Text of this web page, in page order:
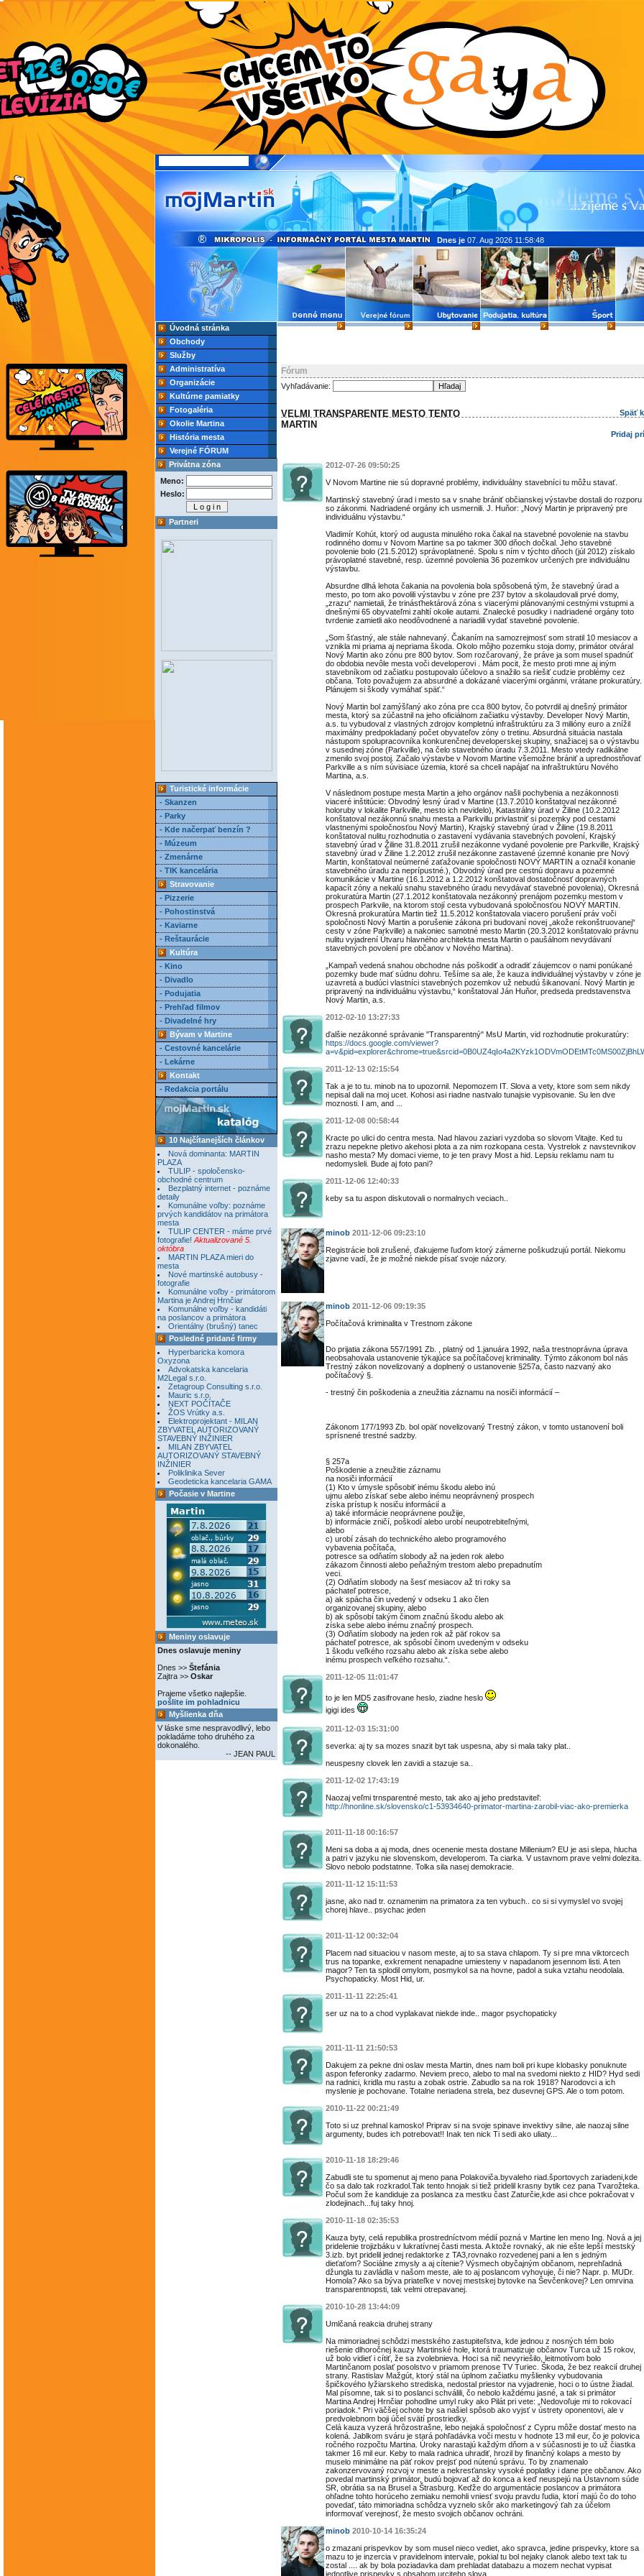
Úvodná stránka
Obchody
Služby
Administratíva
Organizácie
Kultúrne pamiatky
Fotogaléria
Okolie Martina
História mesta
Verejné FÓRUM
Privátna zóna
Meno:
Heslo:
Partneri
Turistické informácie
- Skanzen
- Parky
- Kde načerpať benzín ?
- Múzeum
- Zmenárne
- TIK kancelária
Stravovanie
- Pizzerie
- Pohostinstvá
- Kaviarne
- Reštaurácie
Kultúra
- Kino
- Divadlo
- Podujatia
- Prehľad filmov
- Divadelné hry
Bývam v Martine
- Cestovné kancelárie
- Lekárne
Kontakt
- Redakcia portálu
10 Najčítanejších článkov
Nová dominanta: MARTIN
PLAZA
TULIP - spoločensko-
obchodné centrum
Bezplatný internet - poznáme
detaily
Komunálne voľby: poznáme
prvých kandidátov na primátora
mesta
TULIP CENTER - máme prvé
fotografie! Aktualizované 5.
októbra
MARTIN PLAZA mieri do
mesta
Nové martinské autobusy -
fotografie
Komunálne voľby - primátorom
Martina je Andrej Hrnčiar
Komunálne voľby - kandidáti
na poslancov a primátora
Orientálny (brušný) tanec
Posledné pridané firmy
Hyperbaricka komora
Oxyzona
Advokatska kancelaria
M2Legal s.r.o.
Zetagroup Consulting s.r.o.
Mauric s.r.o.
NEXT POČÍTAČE
ŽOS Vrútky a.s.
Elektroprojektant - MILAN
ZBYVATEL AUTORIZOVANÝ
STAVEBNÝ INŽINIER
MILAN ZBYVATEL
AUTORIZOVANÝ STAVEBNÝ
INŽINIER
Poliklinika Sever
Geodeticka kancelaria GAMA
Počasie v Martine
Meniny oslavuje
Dnes oslavuje meniny
Dnes >> Štefánia
Zajtra >> Oskar
Prajeme všetko najlepšie.
pošlite im pohladnicu
Myšlienka dňa
V láske sme nespravodlivý, lebo
pokladáme toho druhého za
dokonalého.
-- JEAN PAUL
Dnes je 07. Aug 2026 11:58:48
Fórum
Vyhľadávanie:
VELMI TRANSPARENTE MESTO TENTO
MARTIN
Späť
Pridaj
2012-07-26 09:50:25
V Novom Martine nie sú dopravné problémy, individuálny stavebníci tu môžu stavať.
Martinský stavebný úrad i mesto sa v snahe brániť občianskej výstavbe dostali do rozporu
so zákonmi. Nadriadené orgány ich usmernili. J. Huňor: „Nový Martin je pripravený pre
individuálnu výstavbu.“
Vladimír Kohút, ktorý od augusta minulého roka čakal na stavebné povolenie na stavbu
rodinného domu v Novom Martine sa po takmer 300 dňoch dočkal. Jeho stavebné
povolenie bolo (21.5.2012) správoplatnené. Spolu s ním v týchto dňoch (júl 2012) získalo
právoplatné stavebné, resp. územné povolenia 36 pozemkov určených pre individuálnu
výstavbu.
Absurdne dlhá lehota čakania na povolenia bola spôsobená tým, že stavebný úrad a
mesto, po tom ako povolili výstavbu v zóne pre 237 bytov a skolaudovali prvé domy,
„zrazu“ namietali, že trinásťhektárová zóna s viacerými plánovanými cestnými vstupmi a
dnešnými 65 obyvateľmi zahltí okolie autami. Znalecké posudky i nadriadené orgány toto
tvrdenie zamietli ako neodôvodnené a nariadili vydať stavebné povolenie.
„Som šťastný, ale stále nahnevaný. Čakaním na samozrejmosť som stratil 10 mesiacov a
vznikla mi priama aj nepriama škoda. Okolo môjho pozemku stoja domy, primátor otváral
Nový Martin ako zónu pre 800 bytov. Som rozčarovaný, že práve ja som musel spadnúť
do obdobia nevôle mesta voči developerovi . Mám pocit, že mesto proti mne aj iným
stavebníkom od začiatku postupovalo účelovo a snažilo sa riešiť cudzie problémy cez
občana. Toto považujem za absurdné a dokázané viacerými orgánmi, vrátane prokuratúry.
Plánujem si škody vymáhať späť.“
Nový Martin bol zamýšľaný ako zóna pre cca 800 bytov, čo potvrdil aj dnešný primátor
mesta, ktorý sa zúčastnil na jeho oficiálnom začiatku výstavby. Developer Nový Martin,
a.s. tu vybudoval z vlastných zdrojov kompletnú infraštruktúru za 3 milióny euro a znížil
maximálny predpokladaný počet obyvateľov zóny o tretinu. Absurdná situácia nastala
nástupom spolupracovníka konkurenčnej developerskej skupiny, snažiacej sa o výstavbu
v susednej zóne (Parkville), na čelo stavebného úradu 7.3.2011. Mesto vtedy radikálne
zmenilo svoj postoj. Začalo výstavbe v Novom Martine všemožne brániť a uprednostňovať
Parkville a s ním súvisiace územia, ktoré sa chceli napájať na infraštruktúru Nového
Martina, a.s.
V následnom postupe mesta Martin a jeho orgánov našli pochybenia a nezákonnosti
viaceré inštitúcie: Obvodný lesný úrad v Martine (13.7.2010 konštatoval nezákonné
holoruby v lokalite Parkville, mesto ich nevidelo), Katastrálny úrad v Žiline (10.2.2012
konštatoval nezákonnú snahu mesta a Parkvillu privlastniť si pozemky pod cestami
vlastnenými spoločnosťou Nový Martin), Krajský stavebný úrad v Žiline (19.8.2011
konštatoval nulitu rozhodnutia o zastavení vydávania stavebných povolení, Krajský
stavebný úrad v Žiline 31.8.2011 zrušil nezákonne vydané povolenie pre Parkville, Krajský
stavebný úrad v Žiline 1.2.2012 zrušil nezákonne zastavené územné konanie pre Nový
Martin, konštatoval neúmerné zaťažovanie spoločnosti NOVÝ MARTIN a označil konanie
stavebného úradu za neprípustné.), Obvodný úrad pre cestnú dopravu a pozemné
komunikácie v Martine (16.1.2012 a 1.2.2012 konštatoval dostatočnosť dopravných
kapacít zóny a nekalú snahu stavebného úradu nevydávať stavebné povolenia), Okresná
prokuratúra Martin (27.1.2012 konštatovala nezákonný prenájom pozemku mestom v
prospech Parkvile, na ktorom stojí cesta vybudovaná spoločnosťou NOVÝ MARTIN.
Okresná prokuratúra Martin tiež 11.5.2012 konštatovala viacero porušení práv voči
spoločnosti Nový Martin a porušenie zákona pri budovaní novej „akože rekonštruovanej“
cesty v zóne Parkville) a nakoniec samotné mesto Martin (20.3.2012 konštatovalo právnu
nulitu vyjadrení Útvaru hlavného architekta mesta Martin o paušálnom nevydávaní
stavebných povolení pre občanov v Nového Martina).
„Kampaň vedená snahou obchodne nás poškodiť a odradiť záujemcov o nami ponúkané
pozemky bude mať súdnu dohru. Tešíme sa ale, že kauza individuálnej výstavby v zóne je
uzavretá a budúci vlastníci stavebných pozemkov už nebudú šikanovaní. Nový Martin je
pripravený na individuálnu výstavbu,“ konštatoval Ján Huňor, predseda predstavenstva
Nový Martin, a.s.
2012-02-10 13:27:33
ďalšie nezákonné správanie "Transparentný" MsU Martin, vid rozhodnutie prokuratúry:
https://docs.google.com/viewer?
2011-12-13 02:15:54
Tak a je to tu. minob na to upozornil. Nepomozem IT. Slova a vety, ktore som sem nikdy
nepisal dali na moj ucet. Kohosi asi riadne nastvalo tunajsie vypisovanie. Su len dve
moznosti. I am, and ...
2011-12-08 00:58:44
Kracte po ulici do centra mesta. Nad hlavou zaziari vyzdoba so slovom Vitajte. Ked tu
zrazu nepekne pletivo akehosi plota a za nim rozkopana cesta. Vystrelok z navstevnikov
nasho mesta? My domaci vieme, to je ten pravy Most a hid. Lepsiu reklamu nam tu
nedomysleli. Bude aj foto pani?
2011-12-06 12:40:33
keby sa tu aspon diskutovali o normalnych veciach..
minob 2011-12-06 09:23:10
Registrácie boli zrušené, ďakujeme ľuďom ktorý zámerne poškudzujú portál. Niekomu
zjavne vadí, že je možné niekde písať svoje názory.
minob 2011-12-06 09:19:35
Počítačová kriminalita v Trestnom zákone
Do prijatia zákona 557/1991 Zb. , platný od 1.januára 1992, naša trestnoprávna úprava
neobsahovala ustanovenie týkajúce sa počítačovej kriminality. Týmto zákonom bol nás
Trestný zákon novelizovaný a doplnený o ustanovenie §257a, často nazvaný ako
počítačový §.
- trestný čin poškodenia a zneužitia záznamu na nosiči informácií –
Zákonom 177/1993 Zb. bol opäť novelizovaný Trestný zákon, v tomto ustanovení boli
sprísnené trestné sadzby.
§ 257a
Poškodenie a zneužitie záznamu
na nosiči informácií
(1) Kto v úmysle spôsobiť inému škodu alebo inú
ujmu alebo získať sebe alebo inému neoprávnený prospech
získa prístup k nosiču informácií a
a) také informácie neoprávnene použije,
b) informácie zničí, poškodí alebo urobí neupotrebiteľnými,
alebo
c) urobí zásah do technického alebo programového
vybavenia počítača,
potresce sa odňatím slobody až na jeden rok alebo
zákazom činnosti alebo peňažným trestom alebo prepadnutím
veci.
(2) Odňatím slobody na šesť mesiacov až tri roky sa
páchateľ potresce,
a) ak spácha čin uvedený v odseku 1 ako člen
organizovanej skupiny, alebo
b) ak spôsobí takým činom značnú škodu alebo ak
získa sebe alebo inému značný prospech.
(3) Odňatím slobody na jeden rok až päť rokov sa
páchateľ potresce, ak spôsobí činom uvedeným v odseku
1 škodu veľkého rozsahu alebo ak získa sebe alebo
inému prospech veľkého rozsahu.“.
2011-12-05 11:01:47
to je len MD5 zasifrovane heslo, ziadne heslo
igigi ides
2011-12-03 15:31:00
severka: aj ty sa mozes snazit byt tak uspesna, aby si mala taky plat..
neuspesny clovek len zavidi a stazuje sa..
2011-12-02 17:43:19
Naozaj veľmi trnsparentné mesto, tak ako aj jeho predstaviteľ:
http://hnonline.sk/slovensko/c1-53934640-primator-martina-zarobil-viac-ako-premierka
2011-11-18 00:16:57
Meni sa doba a aj moda, dnes ocenenie mesta dostane Millenium? EU je asi slepa, hlucha
a patri v jazyku nie slovenskom, developerom. Ta ciarka. V ustavnom prave velmi dolezita.
Slovo nebolo podstatnne. Tolka sila nasej demokracie.
2011-11-12 15:11:53
jasne, ako nad tr. oznamenim na primatora za ten vybuch.. co si si vymyslel vo svojej
chorej hlave.. psychac jeden
2011-11-12 00:32:04
Placem nad situaciou v nasom meste, aj to sa stava chlapom. Ty si pre mna viktorcech
trus na topanke, exkrement nenapadne umiesteny v napadanom jesennom listi. A ten
magor? Ten ta splodil omylom, posmykol sa na hovne, padol a suka vztahu neodolala.
Psychopaticky. Most Hid, ur.
2011-11-11 22:25:41
ser uz na to a chod vyplakavat niekde inde.. magor psychopaticky
2011-11-11 21:50:53
Dakujem za pekne dni oslav mesta Martin, dnes nam boli pri kupe klobasky ponuknute
aspon feferonky zadarmo. Neviem preco, alebo to mal na svedomi niekto z HID? Hyd sedi
na radnici, kridla mu rastu a zobak ostrie. Zabudlo sa na rok 1918? Narodovci a ich
myslenie je pochovane. Totalne neriadena strela, bez dusevnej GPS. Ale o tom potom.
2010-11-22 00:21:49
Toto si uz prehnal kamosko! Priprav si na svoje spinave invektivy silne, ale naozaj silne
argumenty, budes ich potrebovat!! Inak ten nick Ti sedi ako uliaty...
2010-11-18 18:29:46
Zabudli ste tu spomenut aj meno pana Polakoviča.byvaleho riad.športovych zariadeni,kde
čo sa dalo tak rozkradol.Tak tento hnojak si tiež pridelil krasny bytik cez pana Tvarožteka.
Počul som že kandiduje za poslanca za mestku čast Zaturčie,kde asi chce pokračovat v
zlodejinach...fuj taky hnoj.
2010-11-18 02:35:53
Kauza byty, celá republika prostredníctvom médií pozná v Martine len meno Ing. Nová a jej
pridelenie trojizbáku v lukratívnej časti mesta. A ktože rovnaký, ak nie ešte lepší mestský
3.izb. byt pridelil jednej redaktorke z TA3,rovnako rozvedenej pani a len s jedným
dieťaťom? Sociálne zmysly a aj cítenie? Výsmech obyčajným občanom, neprehľadná
džungla tu zavládla v našom meste, ale to aj poslancom vyhovuje, či nie? Napr. p. MUDr.
Homola? Ako sa býva priateľke v novej mestskej bytovke na Ševčenkovej? Len omrvina
transparentnopsti, tak velmi otrepavanej.
2010-10-28 13:44:09
Umlčaná reakcia druhej strany
Na mimoriadnej schôdzi mestského zastupiteľstva, kde jednou z nosných tém bolo
riešenie dlhoročnej kauzy Martinské hole, ktorá traumatizuje občanov Turca už 15 rokov,
už bolo vidieť i cítiť, že sa zvolebnieva. Hoci sa nič nevyriešilo, leitmotívom bolo
Martinčanom poslať posolstvo v priamom prenose TV Turiec. Škoda, že bez reakcií druhej
strany. Rastislav Mažgút, ktorý stál na úplnom začiatku myšlienky vybudovania
špičkového lyžiarskeho strediska, nedostal priestor na vyjadrenie, hoci o to ústne žiadal.
Mal písomne, tak si to poslanci schválili, čo nebolo každému jasné, a tak si primátor
Martina Andrej Hrnčiar pohodlne umyl ruky ako Pilát pri vete: „Nedovoľuje mi to rokovací
poriadok.“ Pri väčšej ochote by sa našiel spôsob ako vyjsť v ústrety oponentovi, ale v
predvolebnom boji účel svätí prostriedky.
Celá kauza vyzerá hrôzostrašne, lebo nejaká spoločnosť z Cypru môže dostať mesto na
kolená. Jablkom sváru je stará pohľadávka voči mestu v hodnote 13 mil eur, čo je polovica
ročného rozpočtu Martina. Úroky narastajú každým dňom a v súčasnosti je to už čiastka
takmer 16 mil eur. Keby to mala radnica uhradiť, hrozil by finančný kolaps a mesto by
muselo minimálne na päť rokov prejsť pod nútenú správu. To by znamenalo
zakonzervovaný rozvoj v meste a nekresťansky vysoké poplatky i dane pre občanov. Ako
povedal martinský primátor, budú bojovať až do konca a keď neuspejú na Ústavnom súde
SR, obrátia sa na Brusel a Štrasburg. Keďže do argumentácie poslancov a primátora
ohľadne tohto horúceho zemiaku nemohli vniesť svoju pravdu ľudia, ktorí majú čo do toho
povedať, táto mimoriadna schôdza vyznelo skôr ako marketingový ťah za účelom
informovať verejnosť, že mesto svojich občanov ochráni.
minob 2010-10-14 16:35:24
o zmazani prispevkov by som musel nieco vediet, ako spravca, jedine prispevky, ktore sa
mazu to je inzercia v pravidelnom intervale, pokial tu bol nejaky clanok alebo text tak tu
zostal .... ak by bola poziadavka dam prehladat databazu a mozem nechat vypisat
jednotlive prispevky s obsahom urciteho slova....